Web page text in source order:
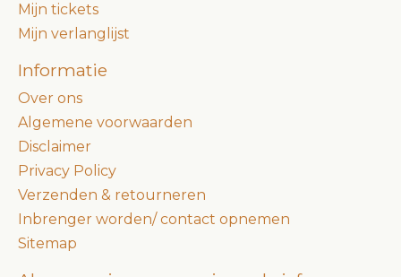
Mijn tickets
Mijn verlanglijst
Informatie
Over ons
Algemene voorwaarden
Disclaimer
Privacy Policy
Verzenden & retourneren
Inbrenger worden/ contact opnemen
Sitemap